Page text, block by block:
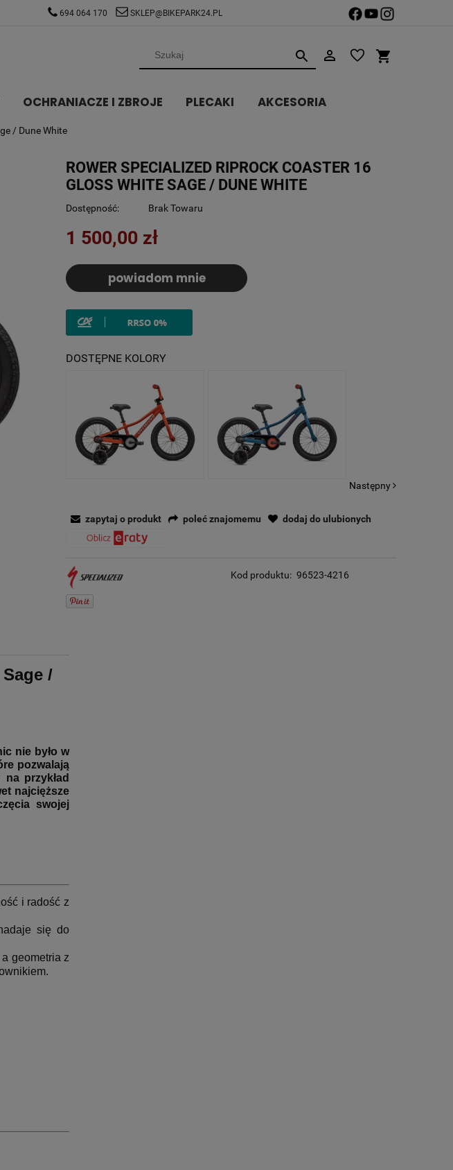
694 064 170 SKLEP@BIKEPARK24.PL
OCHRANIACZE I ZBROJE PLECAKI
AKCESORIA
/ Dune White
ROWER SPECIALIZED RIPROCK COASTER 16
GLOSS WHITE SAGE / DUNE WHITE
Dostępność: Brak Towaru
1 500,00 zł
powiadom mnie
DOSTĘPNE KOLORY
Następny
Kod produktu: 96523-4216
zapytaj o produkt poleć znajomemu dodaj do ulubionych
/
nie było w
pozwalają
przykład
najcięższe
swojej
i radość z
się do
geometria z